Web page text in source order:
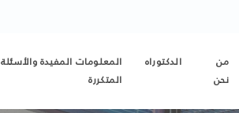
من
نحن
الدكتوراه
المعلومات المفيدة والأسئلة
المتكررة